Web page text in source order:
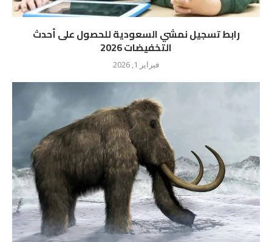
رابط تسجيل نمشي السعودية للحصول على أحدث
التخفيضات 2026
فبراير 1, 2026